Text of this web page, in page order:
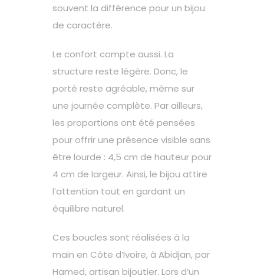
souvent la différence pour un bijou
de caractère.
Le confort compte aussi. La
structure reste légère. Donc, le
porté reste agréable, même sur
une journée complète. Par ailleurs,
les proportions ont été pensées
pour offrir une présence visible sans
être lourde : 4,5 cm de hauteur pour
4 cm de largeur. Ainsi, le bijou attire
l’attention tout en gardant un
équilibre naturel.
Ces boucles sont réalisées à la
main en Côte d’Ivoire, à Abidjan, par
Hamed, artisan bijoutier. Lors d’un